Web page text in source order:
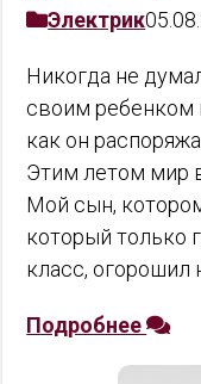
Электрик
Никогда не
своим ребенком
как он
Этим летом мир
Мой сын,
который только
класс, огорошил
Подробнее